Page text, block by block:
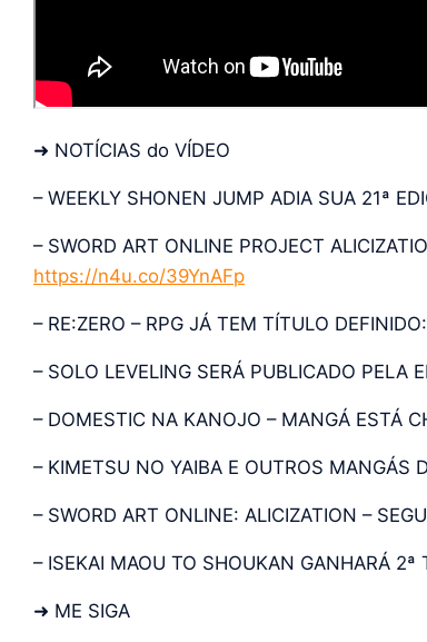
➜ NOTÍCIAS do VÍDEO
– WEEKLY SHONEN JUMP ADIA SUA 21ª
– SWORD ART ONLINE PROJECT
https://n4u.co/39YnAFp
– RE:ZERO – RPG JÁ TEM TÍTULO DEFINIDO:
– SOLO LEVELING SERÁ PUBLICADO PELA
– DOMESTIC NA KANOJO – MANGÁ ESTÁ
– KIMETSU NO YAIBA E OUTROS MANGÁS
– SWORD ART ONLINE: ALICIZATION –
– ISEKAI MAOU TO SHOUKAN GANHARÁ 2ª
➜ ME SIGA